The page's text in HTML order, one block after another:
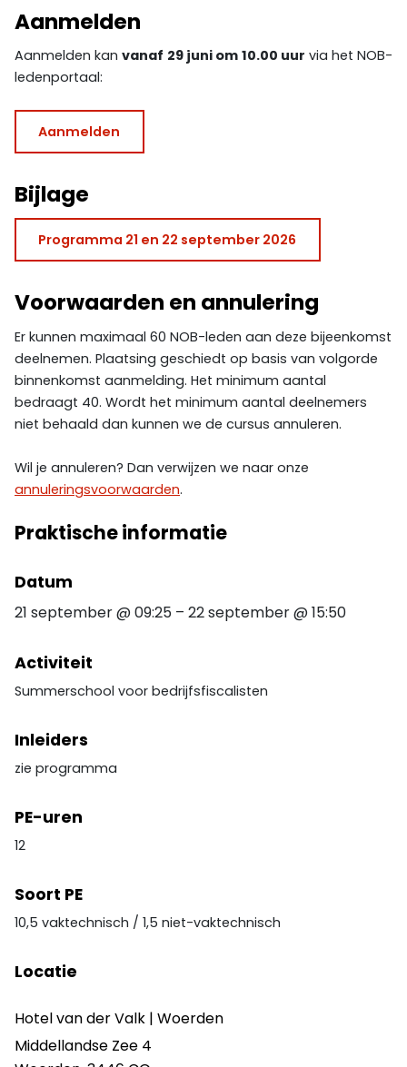
Aanmelden
Aanmelden kan vanaf 29 juni om 10.00 uur via het NOB-
ledenportaal:
Aanmelden
Bijlage
Programma 21 en 22 september 2026
Voorwaarden en annulering
Er kunnen maximaal 60 NOB-leden aan deze bijeenkomst
deelnemen. Plaatsing geschiedt op basis van volgorde
binnenkomst aanmelding. Het minimum aantal
bedraagt 40. Wordt het minimum aantal deelnemers
niet behaald dan kunnen we de cursus annuleren.
Wil je annuleren? Dan verwijzen we naar onze
annuleringsvoorwaarden.
Praktische informatie
Datum
21 september@09:25 – 22 september@15:50
Activiteit
Summerschool voor bedrijfsfiscalisten
Inleiders
zie programma
PE-uren
12
Soort PE
10,5 vaktechnisch / 1,5 niet-vaktechnisch
Locatie
Hotel van der Valk | Woerden
Middellandse Zee 4